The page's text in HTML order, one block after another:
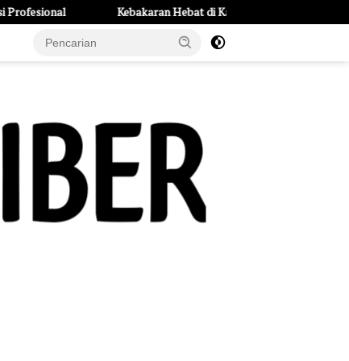
Kebakaran Hebat di Kayen Kidul: Rumah dan 6 Kendaraan Ludes,